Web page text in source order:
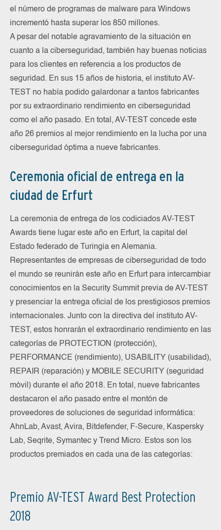
el número de programas de malware para Windows
incrementó hasta superar los 850 millones.
A pesar del notable agravamiento de la situación en
cuanto a la ciberseguridad, también hay buenas noticias
para los clientes en referencia a los productos de
seguridad. En sus 15 años de historia, el instituto AV-
TEST no había podido galardonar a tantos fabricantes
por su extraordinario rendimiento en ciberseguridad
como el año pasado. En total, AV-TEST concede este
año 26 premios al mejor rendimiento en la lucha por una
ciberseguridad óptima a nueve fabricantes.
Ceremonia oficial de entrega en la
ciudad de Erfurt
La ceremonia de entrega de los codiciados AV-TEST
Awards tiene lugar este año en Erfurt, la capital del
Estado federado de Turingia en Alemania.
Representantes de empresas de ciberseguridad de todo
el mundo se reunirán este año en Erfurt para intercambiar
conocimientos en la Security Summit previa de AV-TEST
y presenciar la entrega oficial de los prestigiosos premios
internacionales. Junto con la directiva del instituto AV-
TEST, estos honrarán el extraordinario rendimiento en las
categorías de PROTECTION (protección),
PERFORMANCE (rendimiento), USABILITY (usabilidad),
REPAIR (reparación) y MOBILE SECURITY (seguridad
móvil) durante el año 2018. En total, nueve fabricantes
destacaron el año pasado entre el montón de
proveedores de soluciones de seguridad informática:
AhnLab, Avast, Avira, Bitdefender, F-Secure, Kaspersky
Lab, Seqrite, Symantec y Trend Micro. Estos son los
productos premiados en cada una de las categorías:
Premio AV-TEST Award Best Protection
2018